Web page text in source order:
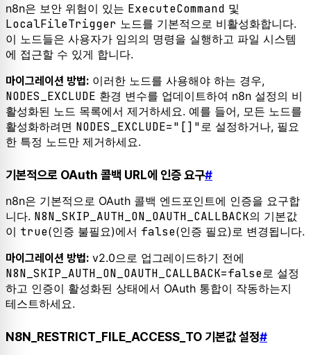
n8n은 보안 위험이 있는 ExecuteCommand 및
LocalFileTrigger 노드를 기본적으로 비활성화합니다.
이 노드들은 사용자가 임의의 명령을 실행하고 파일 시스템
에 접근할 수 있게 합니다.
마이그레이션 방법: 이러한 노드를 사용해야 하는 경우,
NODES_EXCLUDE 환경 변수를 업데이트하여 n8n 설정의 비
활성화된 노드 목록에서 제거하세요. 예를 들어, 모든 노드를
활성화하려면 NODES_EXCLUDE="[]" 로 설정하거나, 필요
한 특정 노드만 제거하세요.
기본적으로 OAuth 콜백 URL에 인증 요구#
n8n은 기본적으로 OAuth 콜백 엔드포인트에 인증을 요구합
니다. N8N_SKIP_AUTH_ON_OAUTH_CALLBACK의 기본값
이 true(인증 불필요)에서 false(인증 필요)로 변경됩니다.
마이그레이션 방법: v2.0으로 업그레이드하기 전에
N8N_SKIP_AUTH_ON_OAUTH_CALLBACK=false로 설정
하고 인증이 활성화된 상태에서 OAuth 통합이 작동하는지
테스트하세요.
N8N_RESTRICT_FILE_ACCESS_TO 기본값 설정#